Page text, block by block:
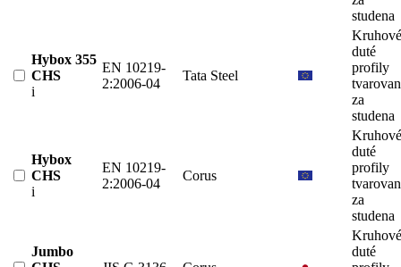
studena
Hybox 355
CHS
i
EN 10219-
2:2006-04
Tata Steel
Kruhové
duté
profily
za
studena
Hybox
CHS
i
EN 10219-
2:2006-04
Corus
Kruhové
duté
profily
za
studena
Jumbo
Kruhové
duté